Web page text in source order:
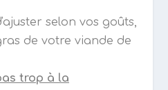
selon vos goûts,
de votre viande de
trop à la